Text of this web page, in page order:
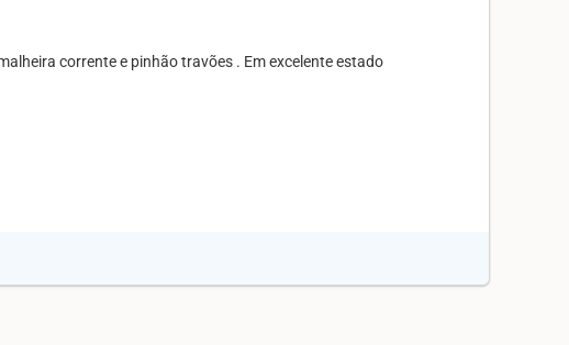
corrente e pinhão travões . Em excelente estado